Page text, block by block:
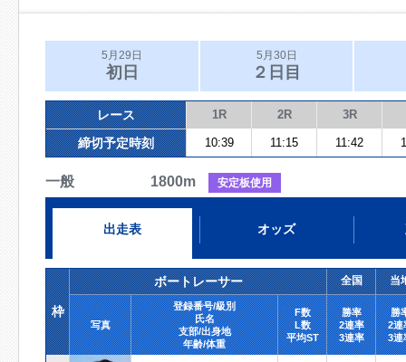
5月29日
初日
5月30日
２日目
レース 1R 2R 3R
締切予定時刻 10:39 11:15 11:42
一般 1800m 安定板使用
出走表 オッズ
枠
ボートレーサー 全国 当
写真
登録番号/級別
氏名
支部/出身地
年齢/体重
F数
L数
平均ST
勝率
2連率
3連率
勝
2連
3連